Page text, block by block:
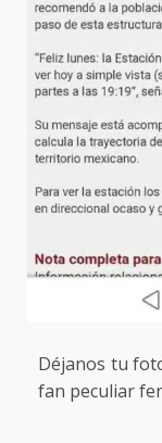
Déjanos tu
fan peculiar